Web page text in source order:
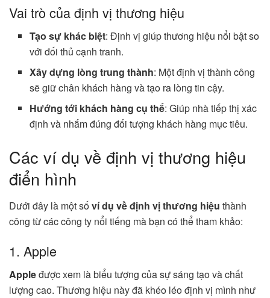
Vai trò của định vị thương hiệu
Tạo sự khác biệt: Định vị giúp thương hiệu nổi bật so
với đối thủ cạnh tranh.
Xây dựng lòng trung thành: Một định vị thành công
sẽ giữ chân khách hàng và tạo ra lòng tin cậy.
Hướng tới khách hàng cụ thể: Giúp nhà tiếp thị xác
định và nhắm đúng đối tượng khách hàng mục tiêu.
Các ví dụ về định vị thương hiệu
điển hình
Dưới đây là một sốví dụ về định vị thương hiệu thành
công từ các công ty nổi tiếng mà bạn có thể tham khảo:
1. Apple
Appleđược xem là biểu tượng của sự sáng tạo và chất
lượng cao. Thương hiệu này đã khéo léo định vị mình như